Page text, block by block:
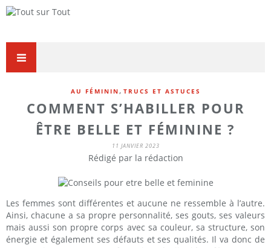
AU FÉMININ, TRUCS ET ASTUCES
COMMENT S’HABILLER POUR
ÊTRE BELLE ET FÉMININE ?
11 JANVIER 2023
Rédigé par la rédaction
Les femmes sont différentes et aucune ne ressemble à l’autre.
Ainsi, chacune a sa propre personnalité, ses gouts, ses valeurs
mais aussi son propre corps avec sa couleur, sa structure, son
énergie et également ses défauts et ses qualités. Il va donc de